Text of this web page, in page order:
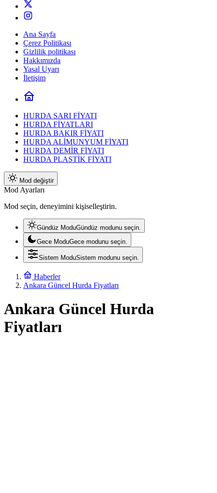
Ana Sayfa
Çerez Politikası
Gizlilik politikası
Hakkımızda
Yasal Uyarı
İletişim
HURDA SARI FİYATI
HURDA FİYATLARI
HURDA BAKIR FİYATI
HURDA ALİMUNYUM FİYATI
HURDA DEMİR FİYATI
HURDA PLASTİK FİYATI
Mod değiştir
Mod Ayarları
Mod seçin, deneyimini kişiselleştirin.
Gündüz ModuGündüz modunu seçin.
Gece ModuGece modunu seçin.
Sistem ModuSistem modunu seçin.
Haberler
Ankara Güncel Hurda Fiyatları
Ankara Güncel Hurda
Fiyatları